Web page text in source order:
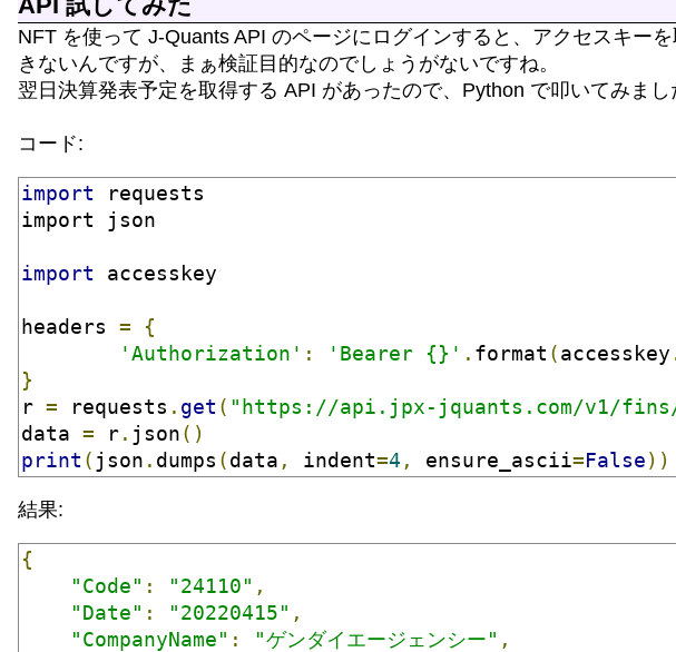
NFT を使って J-Quants API のページにログインすると、アクセスキー
きないんですが、まぁ検証目的なのでしょうがないですね。
翌日決算発表予定を取得する API があったので、Python で叩いてみまし
コード:
import requests
import json
import accesskey
headers =
{
'Authorization' : 'Bearer {}' . format ( accesskey
}
r = requests . get ( "https://api.jpx-jquants.com/v1/fins/
data = r . json ()
print ( json . dumps ( data , indent=4 , ensure_ascii=False ))
結果:
{
"Code" : "24110" ,
"Date" : "20220415" ,
"CompanyName" : "ゲンダイエージェンシー" ,